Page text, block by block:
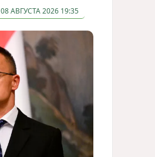
08 АВГУСТА 2026 19:35